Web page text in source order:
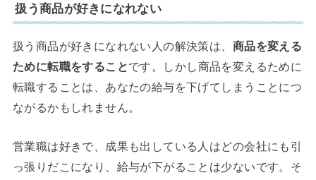
扱う商品が好きになれない
扱う商品が好きになれない人の解決策は、 商品を変える
ために転職をすることです。しかし商品を変えるために
転職することは、あなたの給与を下げてしまうことにつ
ながるかもしれません。
営業職は好きで、成果も出している人はどの会社にも引
っ張りだこになり、給与が下がることは少ないです。そ